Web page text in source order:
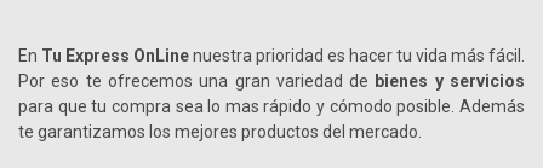
En Tu Express OnLinenuestra prioridad es hacer tu vida más fácil.
Por eso te ofrecemos una gran variedad de bienes y servicios
para que tu compra sea lo mas rápido y cómodo posible. Además
te garantizamos los mejores productos del mercado.